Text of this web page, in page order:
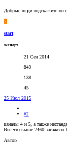
Добрые люди подскажите по
S
start
эксперт
21 Сен 2014
849
138
45
25 Июл 2015
#2
каналы 4 и 5, а также
Все что выше 2460 загажено
Автор